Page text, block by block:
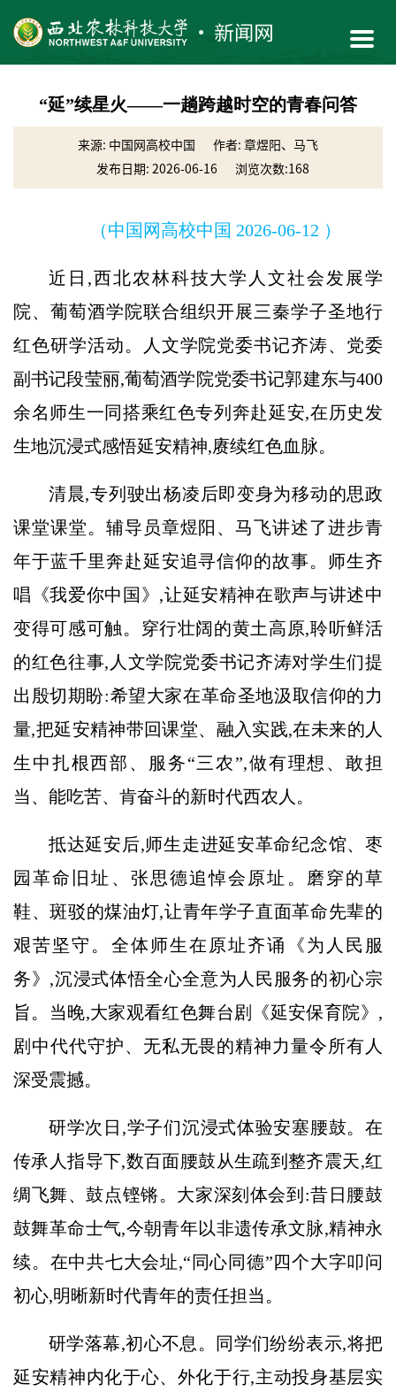
“延”续星火——一趟跨越时空的青春问答
来源: 中国网高校中国
作者: 章煜阳、马飞
发布日期: 2026-06-16
浏览次数:168
（中国网高校中国 2026-06-12 ）
近日,西北农林科技大学人文社会发展学
院、葡萄酒学院联合组织开展三秦学子圣地行
红色研学活动。人文学院党委书记齐涛、党委
副书记段莹丽,葡萄酒学院党委书记郭建东与400
余名师生一同搭乘红色专列奔赴延安,在历史发
生地沉浸式感悟延安精神,赓续红色血脉。
清晨,专列驶出杨凌后即变身为移动的思政
课堂课堂。辅导员章煜阳、马飞讲述了进步青
年于蓝千里奔赴延安追寻信仰的故事。师生齐
唱《我爱你中国》,让延安精神在歌声与讲述中
变得可感可触。穿行壮阔的黄土高原,聆听鲜活
的红色往事,人文学院党委书记齐涛对学生们提
出殷切期盼:希望大家在革命圣地汲取信仰的力
量,把延安精神带回课堂、融入实践,在未来的人
生中扎根西部、服务“三农”,做有理想、敢担
当、能吃苦、肯奋斗的新时代西农人。
抵达延安后,师生走进延安革命纪念馆、枣
园革命旧址、张思德追悼会原址。磨穿的草
鞋、斑驳的煤油灯,让青年学子直面革命先辈的
艰苦坚守。全体师生在原址齐诵《为人民服
务》,沉浸式体悟全心全意为人民服务的初心宗
旨。当晚,大家观看红色舞台剧《延安保育院》,
剧中代代守护、无私无畏的精神力量令所有人
深受震撼。
研学次日,学子们沉浸式体验安塞腰鼓。在
传承人指导下,数百面腰鼓从生疏到整齐震天,红
绸飞舞、鼓点铿锵。大家深刻体会到:昔日腰鼓
鼓舞革命士气,今朝青年以非遗传承文脉,精神永
续。在中共七大会址,“同心同德”四个大字叩问
初心,明晰新时代青年的责任担当。
研学落幕,初心不息。同学们纷纷表示,将把
延安精神内化于心、外化于行,主动投身基层实